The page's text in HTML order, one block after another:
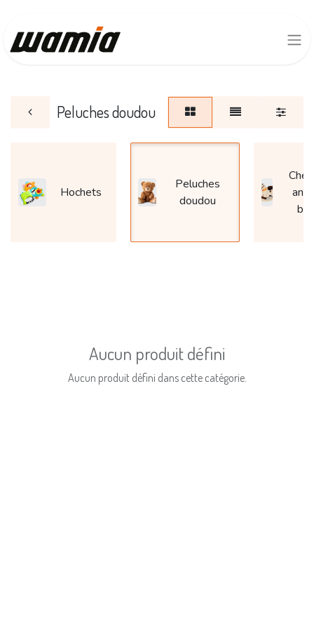
Peluches doudou
Hochets
Peluches
doudou
Aucun produit défini
Aucun produit défini dans cette catégorie.